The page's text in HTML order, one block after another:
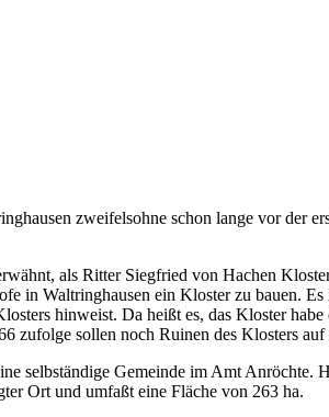
zweifelsohne schon lange vor der
als Ritter Siegfried von Hachen
in Waltringhausen ein Kloster zu bauen.
hinweist. Da heißt es, das Kloster
zufolge sollen noch Ruinen des Klosters
selbständige Gemeinde im Amt Anröchte.
Ort und umfaßt eine Fläche von 263 ha.